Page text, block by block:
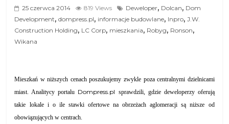
25 czerwca 2014 819 Views Deweloper, Dolcan, Dom
Development,dompress.pl, informacje budowlane, Inpro,J.W.
Construction Holding, LC Corp, mieszkania, Robyg, Ronson,
Wikana
Mieszkań w niższych cenach poszukujemy zwykle poza centralnymi dzielnicami
miast. Analitycy portalu Dompress.pl sprawdzili, gdzie deweloperzy oferują
takie lokale i o ile stawki ofertowe na obrzeżach aglomeracji są niższe od
obowiązujących w centrach.